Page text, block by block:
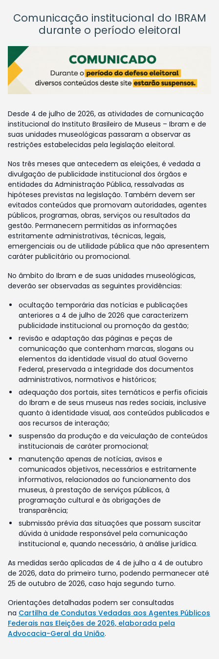
Comunicação institucional do IBRAM
durante o período eleitoral
Desde 4 de julho de 2026, as atividades de comunicação
institucional do Instituto Brasileiro de Museus – Ibram e de
suas unidades museológicas passaram a observar as
restrições estabelecidas pela legislação eleitoral.
Nos três meses que antecedem as eleições, é vedada a
divulgação de publicidade institucional dos órgãos e
entidades da Administração Pública, ressalvadas as
hipóteses previstas na legislação. Também devem ser
evitados conteúdos que promovam autoridades, agentes
públicos, programas, obras, serviços ou resultados da
gestão. Permanecem permitidas as informações
estritamente administrativas, técnicas, legais,
emergenciais ou de utilidade pública que não apresentem
caráter publicitário ou promocional.
No âmbito do Ibram e de suas unidades museológicas,
deverão ser observadas as seguintes providências:
ocultação temporária das notícias e publicações
anteriores a 4 de julho de 2026 que caracterizem
publicidade institucional ou promoção da gestão;
revisão e adaptação das páginas e peças de
comunicação que contenham marcas, slogans ou
elementos da identidade visual do atual Governo
Federal, preservada a integridade dos documentos
administrativos, normativos e históricos;
adequação dos portais, sites temáticos e perfis oficiais
do Ibram e de seus museus nas redes sociais, inclusive
quanto à identidade visual, aos conteúdos publicados e
aos recursos de interação;
suspensão da produção e da veiculação de conteúdos
institucionais de caráter promocional;
manutenção apenas de notícias, avisos e
comunicados objetivos, necessários e estritamente
informativos, relacionados ao funcionamento dos
museus, à prestação de serviços públicos, à
programação cultural e às obrigações de
transparência;
submissão prévia das situações que possam suscitar
dúvida à unidade responsável pela comunicação
institucional e, quando necessário, à análise jurídica.
As medidas serão aplicadas de 4 de julho a 4 de outubro
de 2026, data do primeiro turno, podendo permanecer até
25 de outubro de 2026, caso haja segundo turno.
Orientações detalhadas podem ser consultadas
na Cartilha de Condutas Vedadas aos Agentes Públicos
Federais nas Eleições de 2026, elaborada pela
Advocacia-Geral da União.